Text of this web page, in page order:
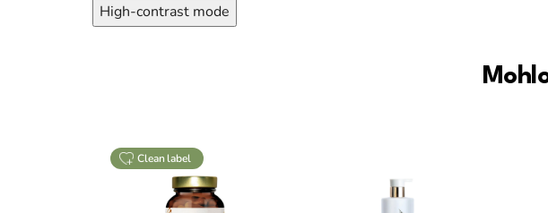
High-contrast mode
clean label